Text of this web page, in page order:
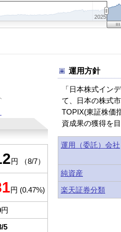
2025
円 （8/7）
円 (0.47%)
円
5
運用方針
「日本株式イン
て、日本の株式
TOPIX(東証株価
資成果の獲得を目
運用（委託）会社
純資産
楽天証券分類